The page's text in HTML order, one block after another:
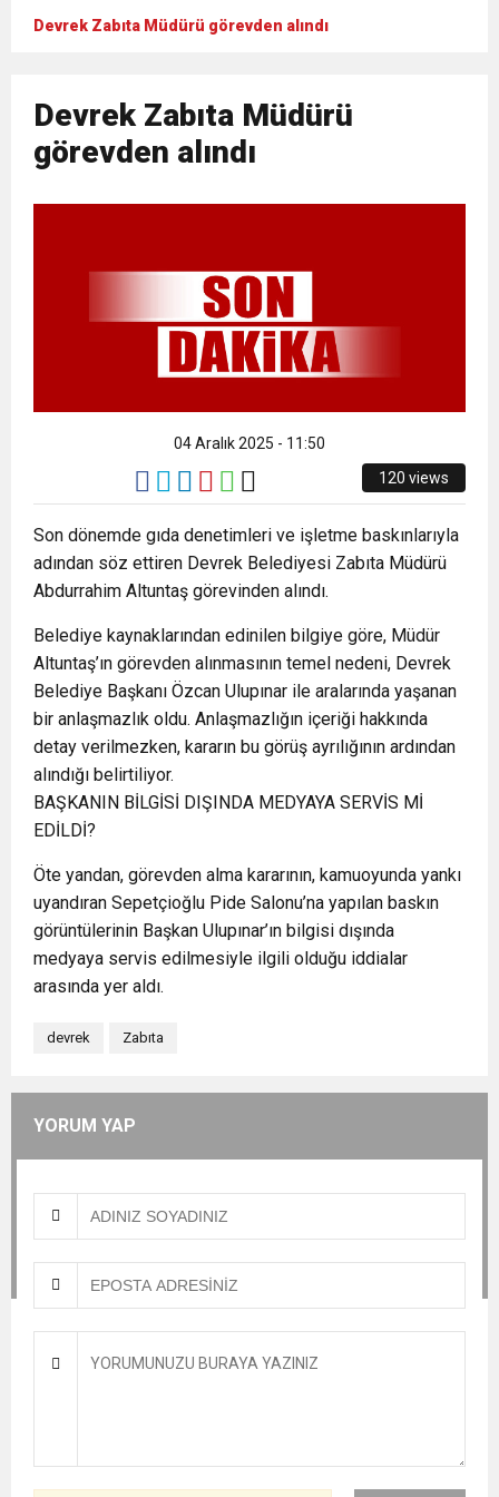
Devrek Zabıta Müdürü görevden alındı
Devrek Zabıta Müdürü
görevden alındı
04 Aralık 2025 - 11:50
120 views
Son dönemde gıda denetimleri ve işletme baskınlarıyla
adından söz ettiren Devrek Belediyesi Zabıta Müdürü
Abdurrahim Altuntaş görevinden alındı.
Belediye kaynaklarından edinilen bilgiye göre, Müdür
Altuntaş’ın görevden alınmasının temel nedeni, Devrek
Belediye Başkanı Özcan Ulupınar ile aralarında yaşanan
bir anlaşmazlık oldu. Anlaşmazlığın içeriği hakkında
detay verilmezken, kararın bu görüş ayrılığının ardından
alındığı belirtiliyor.
BAŞKANIN BİLGİSİ DIŞINDA MEDYAYA SERVİS Mİ
EDİLDİ?
Öte yandan, görevden alma kararının, kamuoyunda yankı
uyandıran Sepetçioğlu Pide Salonu’na yapılan baskın
görüntülerinin Başkan Ulupınar’ın bilgisi dışında
medyaya servis edilmesiyle ilgili olduğu iddialar
arasında yer aldı.
devrek Zabıta
YORUM YAP